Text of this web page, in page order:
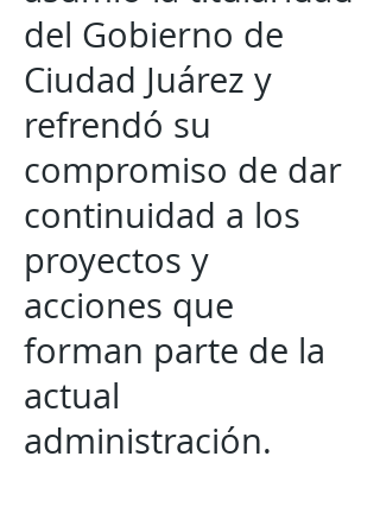
del Gobierno de
Ciudad Juárez y
refrendó su
compromiso de dar
continuidad a los
proyectos y
acciones que
forman parte de la
actual
administración.